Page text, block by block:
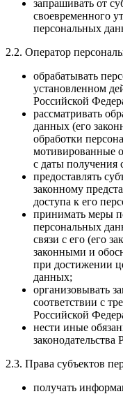
запрашивать от
своевременного
персональных
2.2. Оператор
обрабатывать
установленном
Российской
рассматривать
данных (его
обработки
мотивированные
с даты получения
предоставлять
законному
доступа к его
принимать меры
персональных
связи с его (его
законными и
при достижении
данных;
организовывать
соответствии с
Российской
нести иные
2.3. Права субъектов
получать